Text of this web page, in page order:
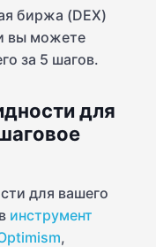
биржа (DEX)
вы можете
за 5 шагов.
для
для вашего
инструмент
,